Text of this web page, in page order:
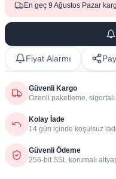
En geç 9 Ağustos Pazar
Fiyat Alarmı
Güvenli Kargo
Özenli paketleme,
Kolay İade
14 gün içinde koşulsuz
Güvenli Ödeme
256-bit SSL korumalı